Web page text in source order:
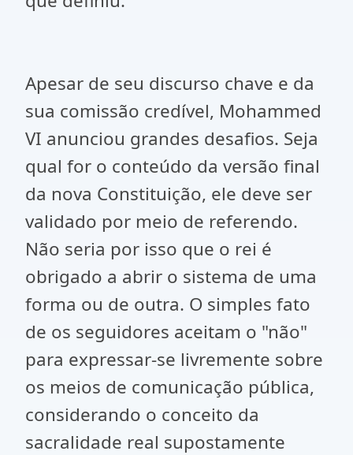
Apesar de seu discurso chave e da
sua comissão credível, Mohammed
VI anunciou grandes desafios. Seja
qual for o conteúdo da versão final
da nova Constituição, ele deve ser
validado por meio de referendo.
Não seria por isso que o rei é
obrigado a abrir o sistema de uma
forma ou de outra. O simples fato
de os seguidores aceitam o "não"
para expressar-se livremente sobre
os meios de comunicação pública,
considerando o conceito da
sacralidade real supostamente